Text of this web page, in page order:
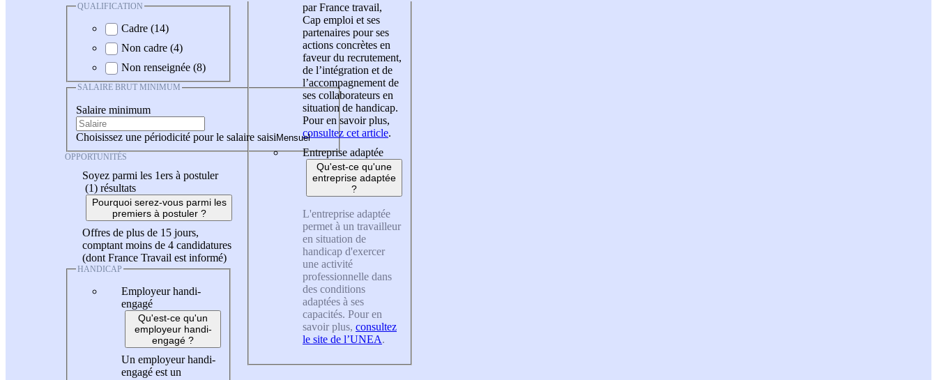
QUALIFICATION
Cadre (14)
Non cadre (4)
Non renseignée (8)
SALAIRE BRUT MINIMUM
Salaire minimum
Choisissez une périodicité pour le salaire saisi
OPPORTUNITÉS
Soyez parmi les 1ers à postuler
(1) résultats
Pourquoi serez-vous parmi les
premiers à postuler ?
Offres de plus de 15 jours,
comptant moins de 4 candidatures
(dont France Travail est informé)
HANDICAP
Employeur handi-
engagé
Qu'est-ce qu'un
employeur handi-
engagé ?
Un employeur handi-
engagé est un
par France travail,
Cap emploi et ses
partenaires pour ses
actions concrètes en
faveur du recrutement,
de l’intégration et de
l’accompagnement de
ses collaborateurs en
situation de handicap.
Pour en savoir plus,
consultez cet article.
Entreprise adaptée
Qu'est-ce qu'une
entreprise adaptée
?
L'entreprise adaptée
permet à un travailleur
en situation de
handicap d'exercer
une activité
professionnelle dans
des conditions
adaptées à ses
capacités. Pour en
savoir plus, consultez
le site de l’UNEA.